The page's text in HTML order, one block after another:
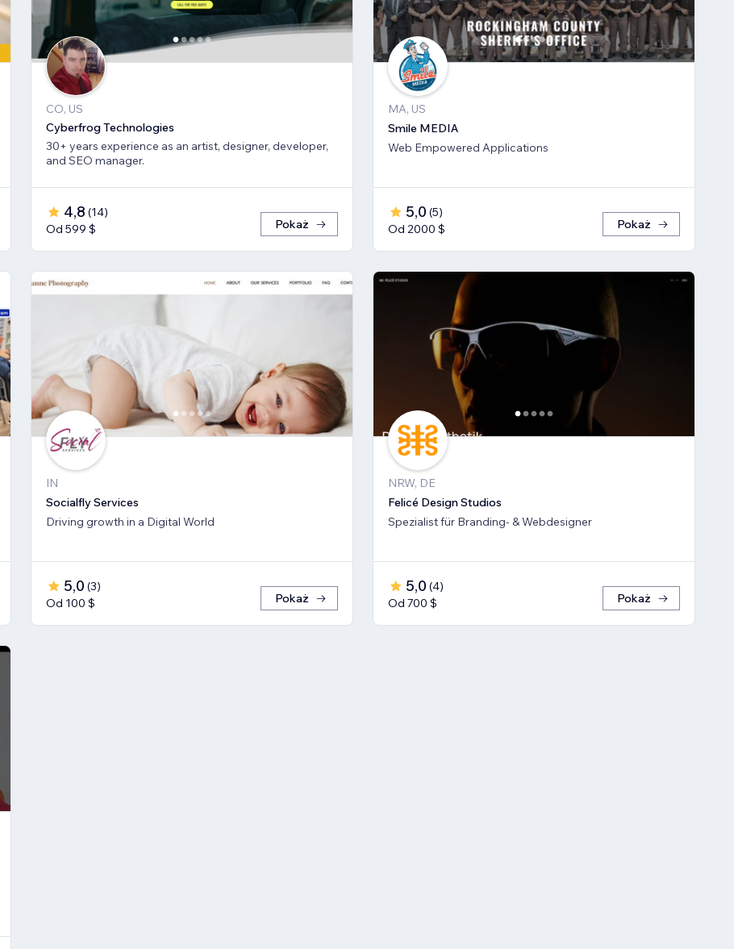
CO, US
Cyberfrog Technologies
30+ years experience as an artist, designer, developer,
and SEO manager.
4,8 (14)
Od 599 $
Pokaż
MA, US
Smile MEDIA
Web Empowered Applications
5,0 (5)
Od 2000 $
Pokaż
IN
Socialfly Services
Driving growth in a Digital World
5,0 (3)
Od 100 $
Pokaż
NRW, DE
Felicé Design Studios
Spezialist für Branding- & Webdesigner
5,0 (4)
Od 700 $
Pokaż